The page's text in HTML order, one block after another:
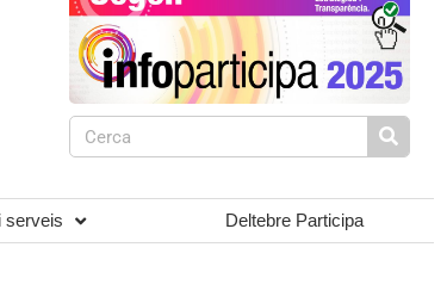
serveis Deltebre Participa